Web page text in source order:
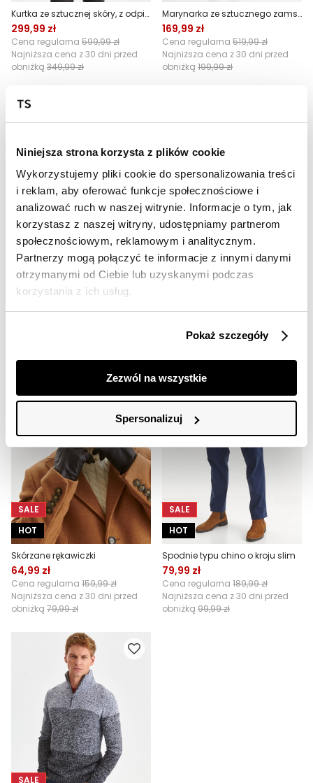
Niniejsza strona korzysta z plików cookie
Wykorzystujemy pliki cookie do spersonalizowania treści
i reklam, aby oferować funkcje społecznościowe i
analizować ruch w naszej witrynie. Informacje o tym, jak
korzystasz z naszej witryny, udostępniamy partnerom
społecznościowym, reklamowym i analitycznym.
Partnerzy mogą połączyć te informacje z innymi danymi
otrzymanymi od Ciebie lub uzyskanymi podczas
korzystania z ich usług.
Pokaż szczegóły
Zezwól na wszystkie
Spersonalizuj
Kurtka ze sztucznej skóry, z odpinanym kapturem
299,99 zł
Cena regularna 599,99 zł
Najniższa cena z 30 dni przed
obniżką 349,99 zł
Marynarka ze sztucznego zamszu
169,99 zł
Cena regularna 519,99 zł
Najniższa cena z 30 dni przed
obniżką 199,99 zł
SALE
HOT
34,99 zł
Cena regularna79,99 zł
OUTLET
HOT
Płaszcz z wełną w kratę
Cena regularna799,99 zł
obniżką399,99 zł
SALE
HOT
Skórzane rękawiczki
64,99 zł
Cena regularna 159,99 zł
Najniższa cena z 30 dni przed
obniżką 79,99 zł
SALE
HOT
Spodnie typu chino o kroju slim
79,99 zł
Cena regularna 189,99 zł
Najniższa cena z 30 dni przed
obniżką 99,99 zł
SALE